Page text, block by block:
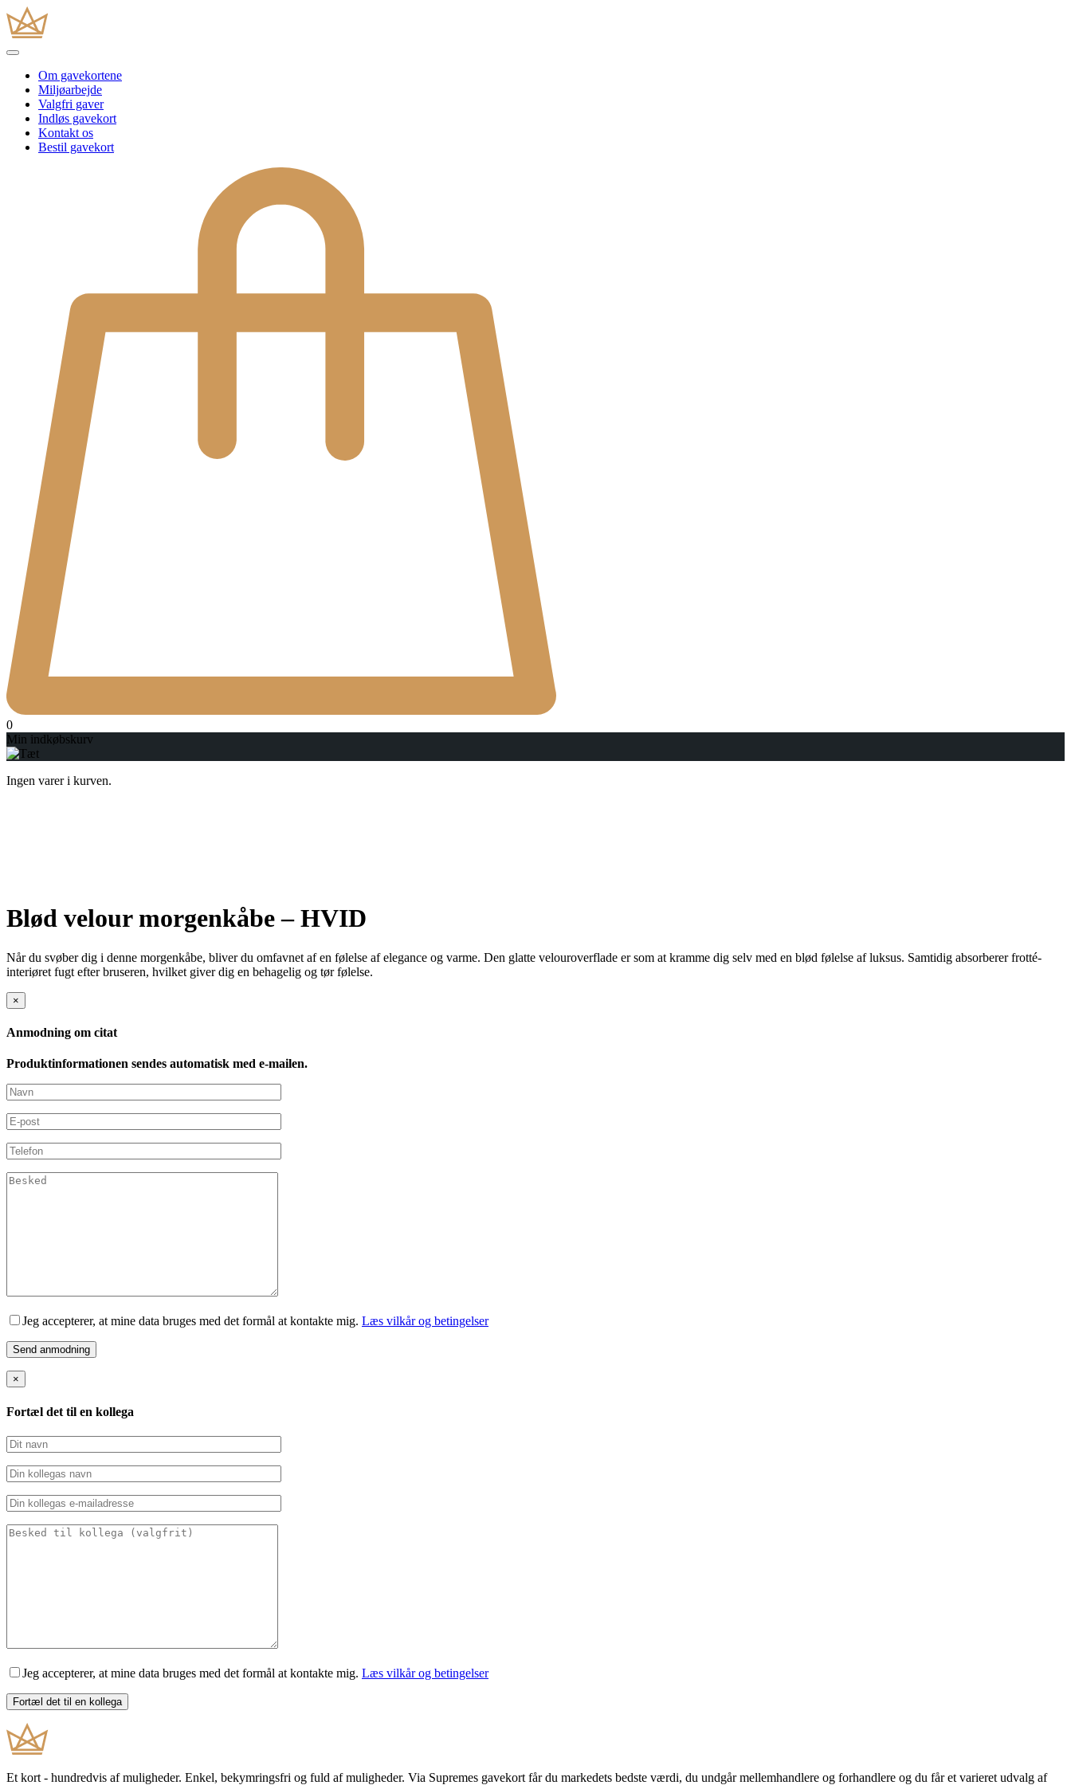
Om gavekortene
Miljøarbejde
Valgfri gaver
Indløs gavekort
Kontakt os
Bestil gavekort
0
Min indkøbskurv
Ingen varer i kurven.
Blød velour morgenkåbe – HVID
Når du svøber dig i denne morgenkåbe, bliver du omfavnet af en følelse af elegance og varme. Den glatte velouroverflade er som at kramme dig selv med en blød følelse af luksus. Samtidig absorberer frotté-
interiøret fugt efter bruseren, hvilket giver dig en behagelig og tør følelse.
×
Anmodning om citat
Produktinformationen sendes automatisk med e-mailen.
Jeg accepterer, at mine data bruges med det formål at kontakte mig. Læs vilkår og betingelser
×
Fortæl det til en kollega
Jeg accepterer, at mine data bruges med det formål at kontakte mig. Læs vilkår og betingelser
Et kort - hundredvis af muligheder. Enkel, bekymringsfri og fuld af muligheder. Via Supremes gavekort får du markedets bedste værdi, du undgår mellemhandlere og forhandlere og du får et varieret udvalg af